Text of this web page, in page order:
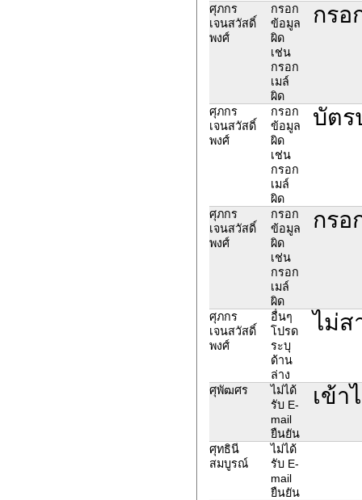
ศุภกร
เจนสวัสดิ์
พงศ์
กรอก
ข้อมูล
ผิด
เช่น
กรอก
เมล์
ผิด
กรอ
ศุภกร
เจนสวัสดิ์
พงศ์
กรอก
ข้อมูล
ผิด
เช่น
กรอก
เมล์
ผิด
บัตร
ศุภกร
เจนสวัสดิ์
พงศ์
กรอก
ข้อมูล
ผิด
เช่น
กรอก
เมล์
ผิด
กรอ
ศุภกร
เจนสวัสดิ์
พงศ์
อื่นๆ
โปรด
ระบุ
ด้าน
ล่าง
ไม่ส
ศุพัฒศร
ไม่ได้
รับ E-
mail
ยืนยัน
เข้า
ศุทธินี
สมบูรณ์
ไม่ได้
รับ E-
mail
ยืนยัน